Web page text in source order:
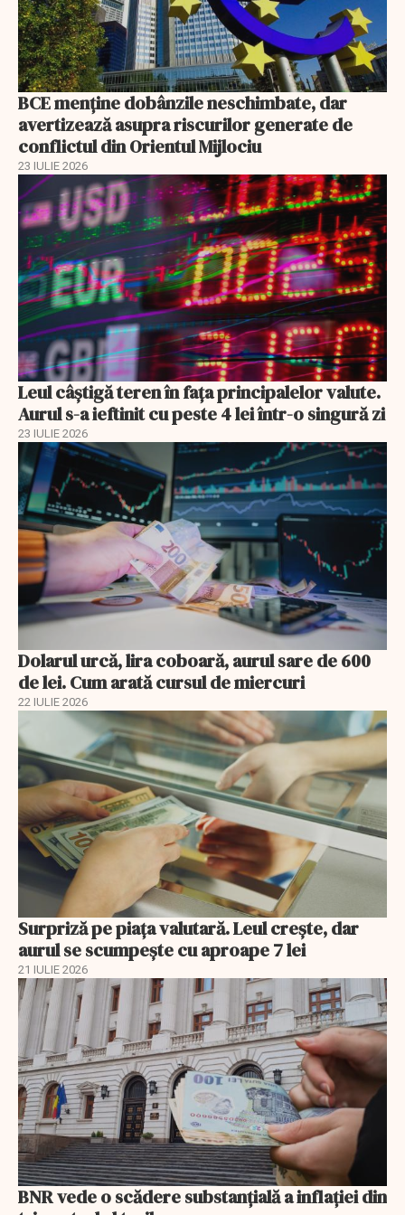
BCE menține dobânzile neschimbate, dar
avertizează asupra riscurilor generate de
conflictul din Orientul Mijlociu
23 IULIE 2026
Leul câștigă teren în fața principalelor valute.
Aurul s-a ieftinit cu peste 4 lei într-o singură zi
23 IULIE 2026
Dolarul urcă, lira coboară, aurul sare de 600
de lei. Cum arată cursul de miercuri
22 IULIE 2026
Surpriză pe piața valutară. Leul crește, dar
aurul se scumpește cu aproape 7 lei
21 IULIE 2026
BNR vede o scădere substanţială a inflaţiei din